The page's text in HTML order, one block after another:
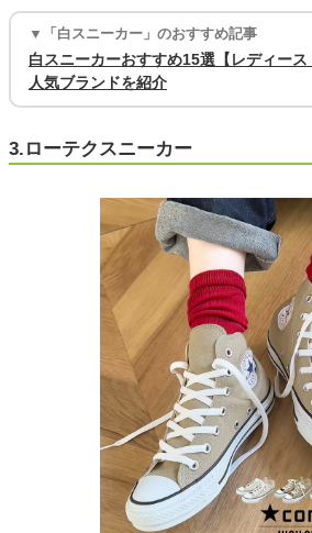
▼「白スニーカー」のおすすめ記事
白スニーカーおすすめ15選【レディー
人気ブランドを紹介
3.ローテクスニーカー